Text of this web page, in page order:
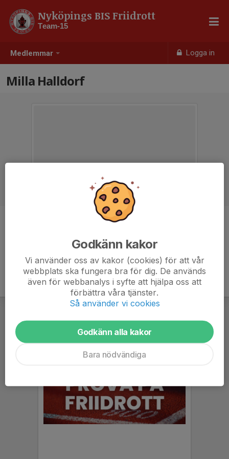
Medlemmar Logga in
Nyköpings BIS Friidrott
Team-15
Milla Halldorf
Godkänn kakor
Vi använder oss av kakor (cookies) för att vår
webbplats ska fungera bra för dig. De används
även för webbanalys i syfte att hjälpa oss att
förbättra våra tjänster.
Så använder vi cookies
Godkänn alla kakor
Bara nödvändiga